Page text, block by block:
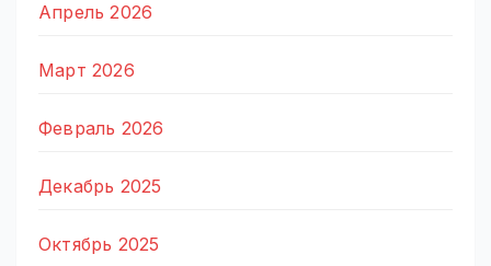
Апрель 2026
Март 2026
Февраль 2026
Декабрь 2025
Октябрь 2025